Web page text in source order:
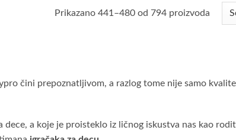
Prikazano 441–480 od 794 proizvoda
čini prepoznatljivom, a razlog tome nije samo
dece, a koje je proisteklo iz ličnog iskustva nas kao